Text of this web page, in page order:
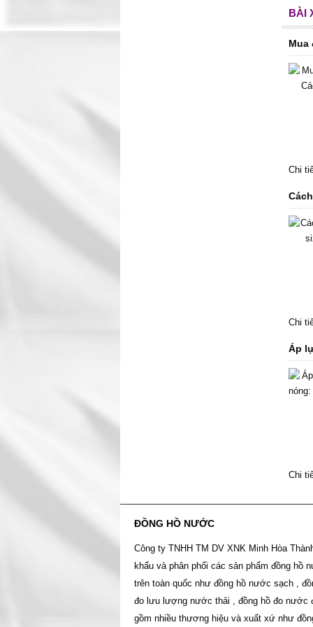
BÀI
Mua
Chi
Chi
Áp
Chi
ĐỒNG HỒ NƯỚC
Công ty TNHH TM DV XNK Minh Hòa
khẩu và phân phối các sản phẩm đồng hồ
trên toàn quốc như đồng hồ nước sạch ,
đo lưu lượng nước thải , đồng hồ đo nước
gồm nhiều thương hiệu và xuất xứ như